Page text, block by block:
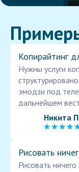
Копирайтинг
Нужны услуги
эмодзи под
дальнейшем
Никита
Рисовать
Рисовать